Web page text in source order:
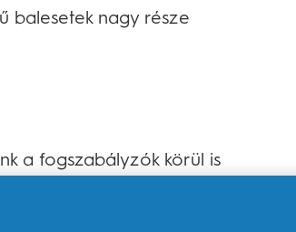
balesetek nagy része
a fogszabályzók körül is